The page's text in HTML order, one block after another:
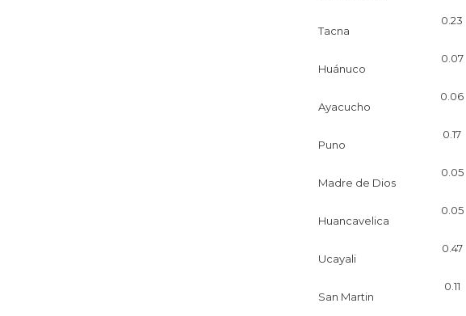
Tacna
0.23
Huánuco
0.07
Ayacucho
0.06
Puno
0.17
Madre de Dios
0.05
Huancavelica
0.05
Ucayali
0.47
San Martin
0.11